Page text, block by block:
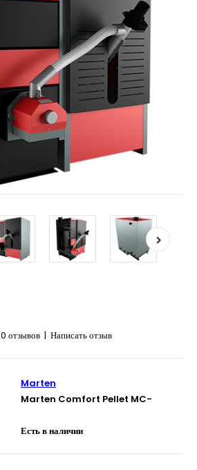
0 отзывов | Написать отзыв
Marten
Marten Comfort Pellet MC-
Есть в наличии